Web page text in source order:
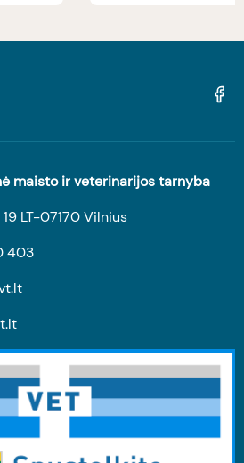
maisto ir veterinarijos tarnyba
LT-07170 Vilnius
403